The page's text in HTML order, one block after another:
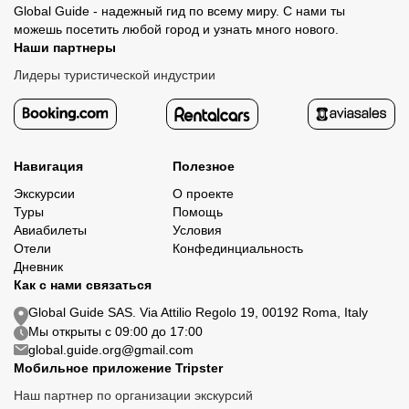
Global Guide - надежный гид по всему миру. С нами ты
можешь посетить любой город и узнать много нового.
Наши партнеры
Лидеры туристической индустрии
Навигация
Экскурсии
Туры
Авиабилеты
Отели
Дневник
Полезное
О проекте
Помощь
Условия
Конфединциальность
Как с нами связаться
Global Guide SAS. Via Attilio Regolo 19, 00192 Roma, Italy
Мы открыты с 09:00 до 17:00
global.guide.org@gmail.com
Мобильное приложение Tripster
Наш партнер по организации экскурсий